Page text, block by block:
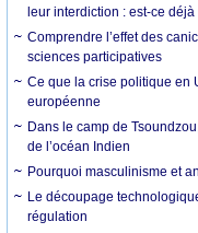
leur interdiction : est-ce
Comprendre l’effet des
sciences participatives
Ce que la crise politique en
européenne
Dans le camp de
de l’océan Indien
Pourquoi masculinisme et
Le découpage
régulation